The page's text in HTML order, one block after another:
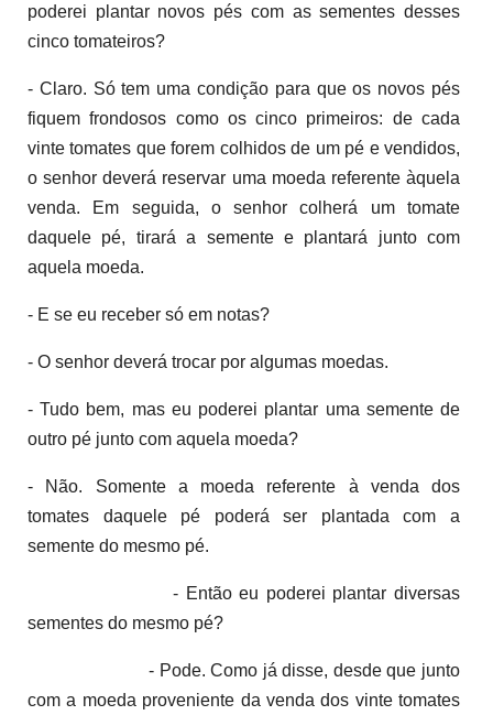
poderei plantar novos pés com as sementes desses
cinco tomateiros?
- Claro. Só tem uma condição para que os novos pés
fiquem frondosos como os cinco primeiros: de cada
vinte tomates que forem colhidos de um pé e vendidos,
o senhor deverá reservar uma moeda referente àquela
venda. Em seguida, o senhor colherá um tomate
daquele pé, tirará a semente e plantará junto com
aquela moeda.
- E se eu receber só em notas?
- O senhor deverá trocar por algumas moedas.
- Tudo bem, mas eu poderei plantar uma semente de
outro pé junto com aquela moeda?
- Não. Somente a moeda referente à venda dos
tomates daquele pé poderá ser plantada com a
semente do mesmo pé.
- Então eu poderei plantar diversas
sementes do mesmo pé?
- Pode. Como já disse, desde que junto
com a moeda proveniente da venda dos vinte tomates